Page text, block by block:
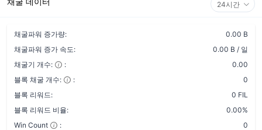
24시간
채굴파워 증가량:
0.00 B
채굴파워 증가 속도:
0.00 B / 일
채굴기 개수:
:
0.00
블록 채굴 개수:
:
0
블록 리워드:
0 FIL
블록 리워드 비율:
0.00%
Win Count
:
0